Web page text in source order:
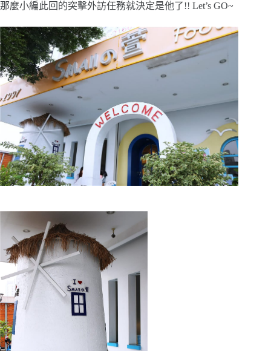
那麼小編此回的突擊外訪任務就決定是他了!! Let’s GO~